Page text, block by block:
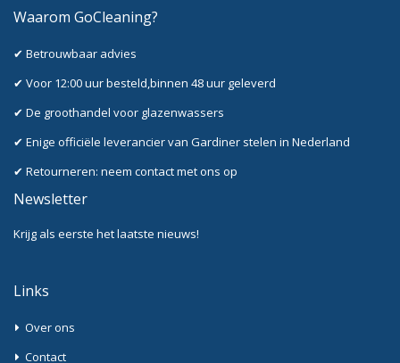
Waarom GoCleaning?
✔ Betrouwbaar advies
✔ Voor 12:00 uur besteld,binnen 48 uur geleverd
✔ De groothandel voor glazenwassers
✔ Enige officiële leverancier van Gardiner stelen in Nederland
✔ Retourneren: neem contact met ons op
Newsletter
Krijg als eerste het laatste nieuws!
Links
Over ons
Contact